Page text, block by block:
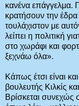
κανένα επάγγελμα.
κρατήσουν την
τουλάχιστον με
λείπει η πολιτική
στο χωράφι και
ξεχνάω όλα».
Κάπως έτσι είναι
βουλευτής Κιλκίς
Βρίσκεται συνεχώς